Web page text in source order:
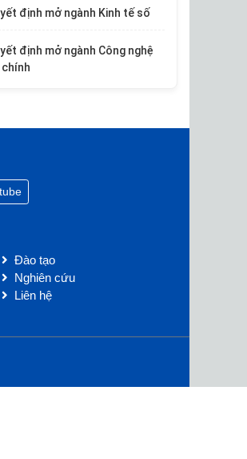
định mở ngành Kinh tế số
định mở ngành Công nghệ
Đào tạo
Nghiên cứu
Liên hệ